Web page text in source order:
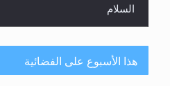
السلام
هذا الأسبوع على الفضائية